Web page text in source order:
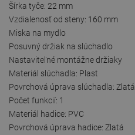
Šírka tyče: 22 mm
Vzdialenosť od steny: 160 mm
Miska na mydlo
Posuvný držiak na slúchadlo
Nastaviteľné montážne držiaky
Materiál slúchadla: Plast
Povrchová úprava slúchadla: Zlatá
Počet funkcií: 1
Materiál hadice: PVC
Povrchová úprava hadice: Zlatá